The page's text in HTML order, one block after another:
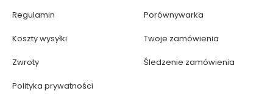
Regulamin
Koszty wysyłki
Zwroty
Polityka prywatności
Porównywarka
Twoje zamówienia
Śledzenie zamówienia